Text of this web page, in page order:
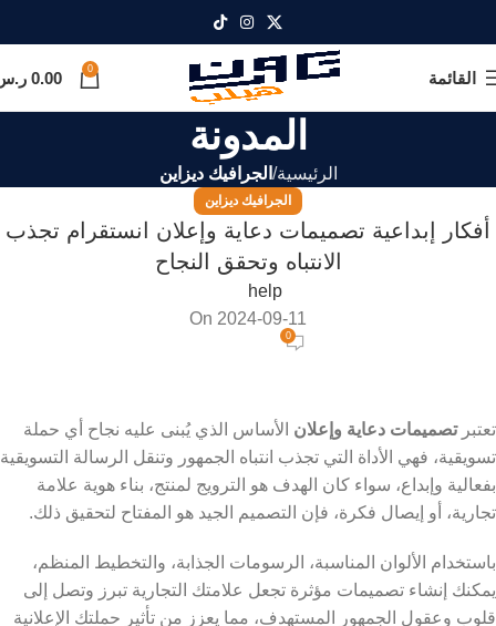
القائمة 0
0.00
المدونة
الرئيسية الجرافيك ديزاين
الجرافيك ديزاين
أفكار إبداعية تصميمات دعاية وإعلان انستقرام تجذب
الانتباه وتحقق النجاح
help
On 2024-09-11
0
تعتبرتصميمات دعاية وإعلان الأساس الذي يُبنى عليه نجاح أي حملة
تسويقية، فهي الأداة التي تجذب انتباه الجمهور وتنقل الرسالة التسويقية
بفعالية وإبداع، سواء كان الهدف هو الترويج لمنتج، بناء هوية علامة
تجارية، أو إيصال فكرة، فإن التصميم الجيد هو المفتاح لتحقيق ذلك.
باستخدام الألوان المناسبة، الرسومات الجذابة، والتخطيط المنظم،
يمكنك إنشاء تصميمات مؤثرة تجعل علامتك التجارية تبرز وتصل إلى
قلوب وعقول الجمهور المستهدف، مما يعزز من تأثير حملتك الإعلانية